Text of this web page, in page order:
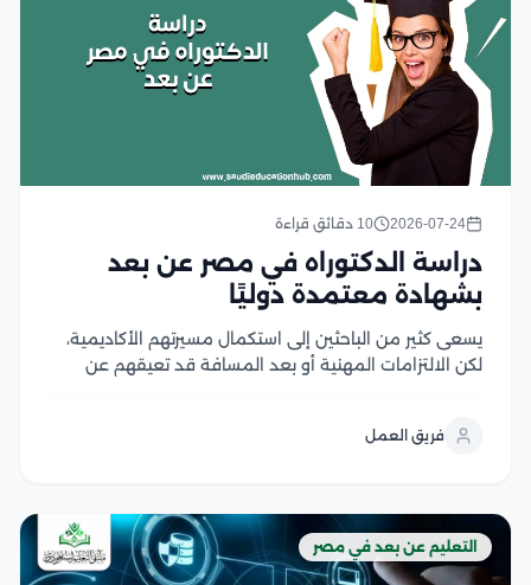
2026-07-24 10 دقائق قراءة
دراسة الدكتوراه في مصر عن بعد
بشهادة معتمدة دوليًا
يسعى كثير من الباحثين إلى استكمال مسيرتهم الأكاديمية،
لكن الالتزامات المهنية أو بعد المسافة قد تعيقهم عن
البحثية والحصول على مؤهل...
فريق العمل
التعليم عن بعد في مصر